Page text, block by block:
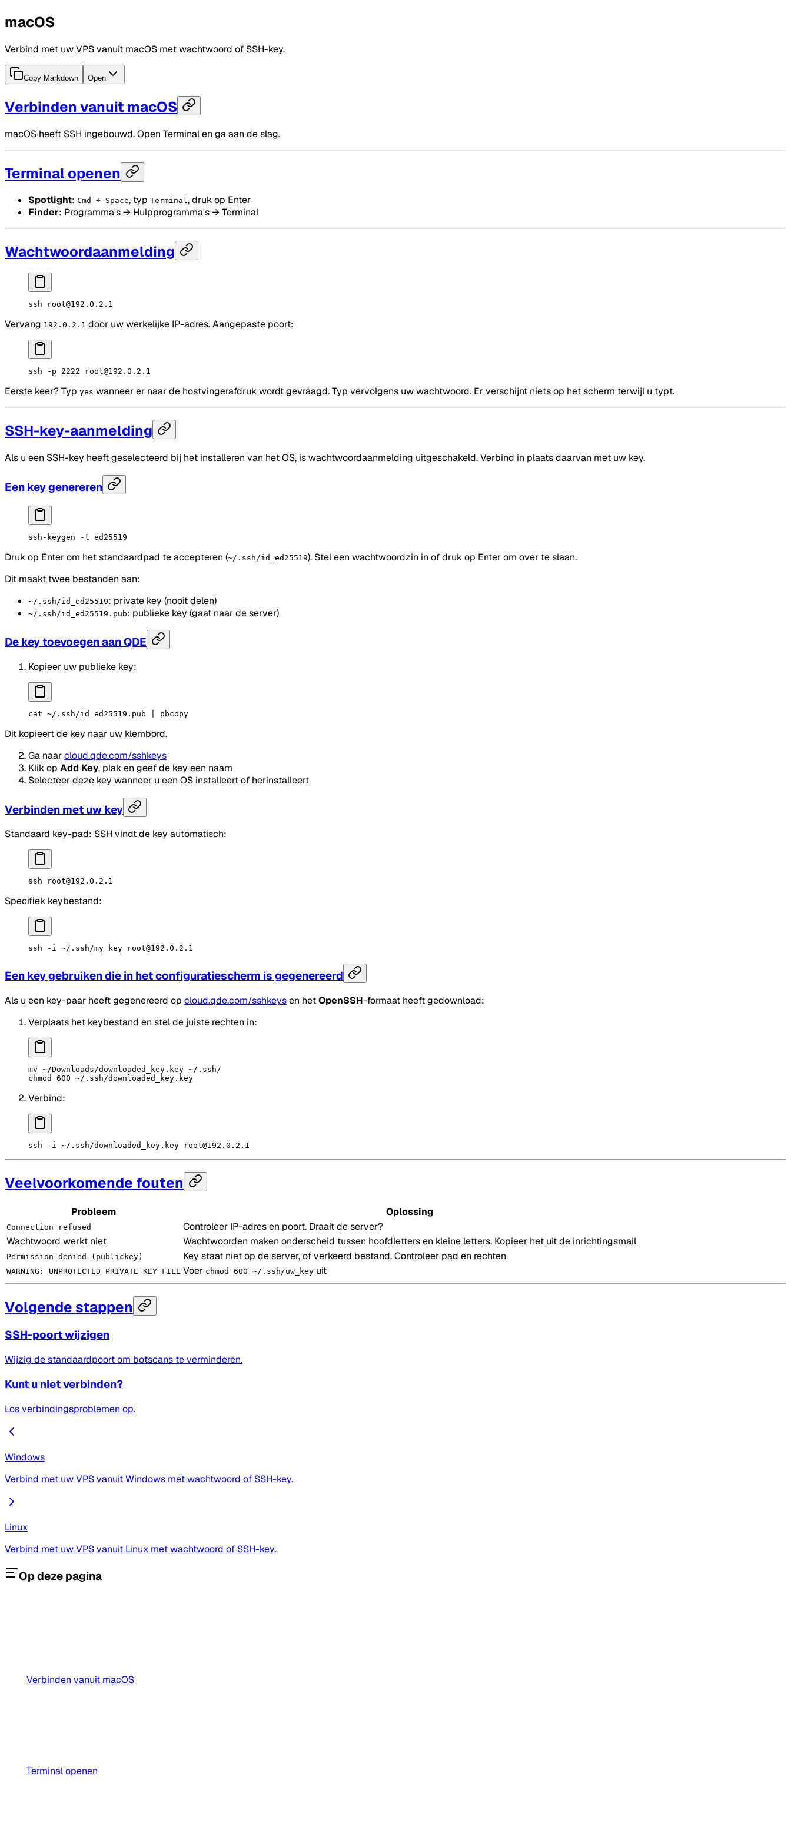
macOS
Verbind met uw VPS vanuit macOS met wachtwoord of SSH-key.
Copy Markdown Open
Verbinden vanuit macOS
macOS heeft SSH ingebouwd. Open Terminal en ga aan de slag.
Terminal openen
Spotlight: Cmd + Space, typ Terminal, druk op Enter
Finder: Programma's → Hulpprogramma's → Terminal
Wachtwoordaanmelding
ssh root@192.0.2.1
Vervang 192.0.2.1 door uw werkelijke IP-adres. Aangepaste poort:
ssh -p 2222 root@192.0.2.1
Eerste keer? Typ yes wanneer er naar de hostvingerafdruk wordt gevraagd. Typ vervolgens uw wachtwoord. Er verschijnt niets op het scherm terwijl u typt.
SSH-key-aanmelding
Als u een SSH-key heeft geselecteerd bij het installeren van het OS, is wachtwoordaanmelding uitgeschakeld. Verbind in plaats daarvan met uw key.
Een key genereren
ssh-keygen -t ed25519
Druk op Enter om het standaardpad te accepteren (~/.ssh/id_ed25519). Stel een wachtwoordzin in of druk op Enter om over te slaan.
Dit maakt twee bestanden aan:
~/.ssh/id_ed25519: private key (nooit delen)
~/.ssh/id_ed25519.pub: publieke key (gaat naar de server)
De key toevoegen aan QDE
Kopieer uw publieke key:
cat ~/.ssh/id_ed25519.pub pbcopy
Dit kopieert de key naar uw klembord.
Ga naarcloud.qde.com/sshkeys
Klik op Add Key, plak en geef de key een naam
Selecteer deze key wanneer u een OS installeert of herinstalleert
Verbinden met uw key
Standaard key-pad: SSH vindt de key automatisch:
ssh root@192.0.2.1
Specifiek keybestand:
ssh -i ~/.ssh/my_key root@192.0.2.1
Een key gebruiken die in het configuratiescherm is gegenereerd
Als u een key-paar heeft gegenereerd op cloud.qde.com/sshkeysen hetOpenSSH-formaat heeft gedownload:
Verplaats het keybestand en stel de juiste rechten in:
mv ~/Downloads/downloaded_key.key ~/.ssh/
chmod
600 ~/.ssh/downloaded_key.key
Verbind:
ssh -i ~/.ssh/downloaded_key.key root@192.0.2.1
Veelvoorkomende fouten
Probleem Oplossing
Connection refused
Controleer IP-adres en poort. Draait de server?
Wachtwoord werkt niet
Wachtwoorden maken onderscheid tussen hoofdletters en kleine letters. Kopieer het uit de inrichtingsmail
Permission denied (publickey) Key staat niet op de server, of verkeerd bestand. Controleer pad en rechten
WARNING: UNPROTECTED PRIVATE KEY FILE Voer chmod 600 ~/.ssh/uw_key uit
Volgende stappen
SSH-poort wijzigen
Wijzig de standaardpoort om botscans te verminderen.
Kunt u niet verbinden?
Los verbindingsproblemen op.
Windows
Verbind met uw VPS vanuit Windows met wachtwoord of SSH-key.
Linux
Verbind met uw VPS vanuit Linux met wachtwoord of SSH-key.
Op deze pagina
Verbinden vanuit macOS
Terminal openen